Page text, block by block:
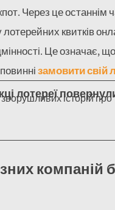
Через це
квитків
Це означає,
замовити свій
лотереї
зворушливих історій
компаній